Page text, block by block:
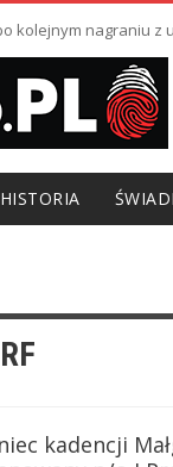
kolejnym nagraniu z
HISTORIA
kadencji